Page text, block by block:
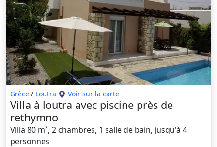
Grèce / Loutra Voir sur la carte
Villa à loutra avec piscine près de
rethymno
Villa 80 m², 2 chambres, 1 salle de bain, jusqu'à 4
personnes